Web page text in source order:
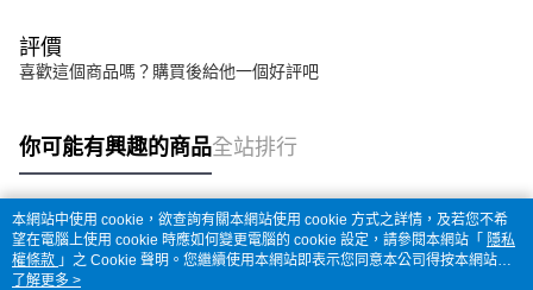
評價
喜歡這個商品嗎？購買後給他一個好評吧
你可能有興趣的商品全站排行
熱門標籤
本網站中使用 cookie，欲查詢有關本網站使用 cookie 方式之詳情，及若您不希
望在電腦上使用 cookie 時應如何變更電腦的 cookie 設定，請參閱本網站「 隱私
權條款 」之 Cookie 聲明。您繼續使用本網站即表示您同意本公司得按本網站使
用條款之 Cookie 聲明使用 cookie。
了解更多 >